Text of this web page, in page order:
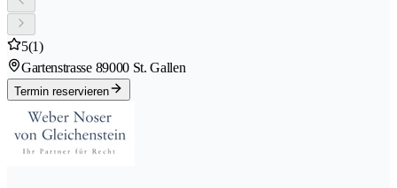
5(1)
Gartenstrasse 89000 St. Gallen
Termin reservieren